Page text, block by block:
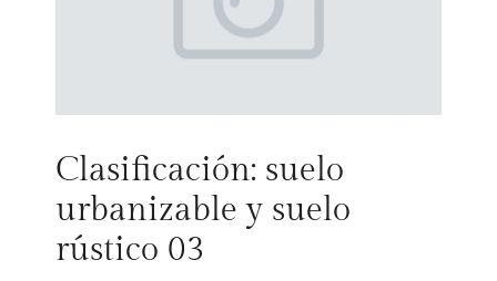
Clasificación: suelo
urbanizable y suelo
rústico 03